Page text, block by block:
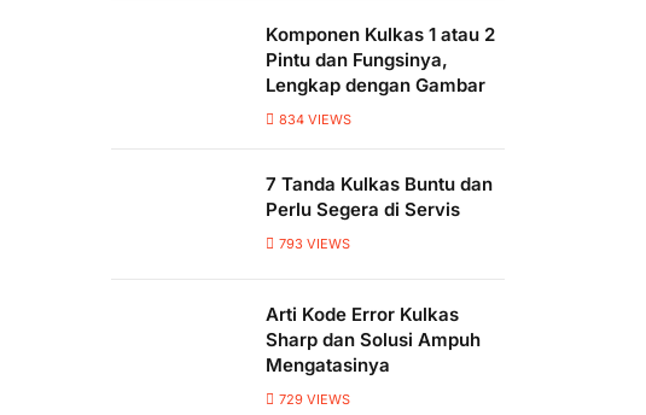
Komponen Kulkas 1 atau 2
Pintu dan Fungsinya,
Lengkap dengan Gambar
834 VIEWS
7 Tanda Kulkas Buntu dan
Perlu Segera di Servis
793 VIEWS
Arti Kode Error Kulkas
Sharp dan Solusi Ampuh
Mengatasinya
729 VIEWS